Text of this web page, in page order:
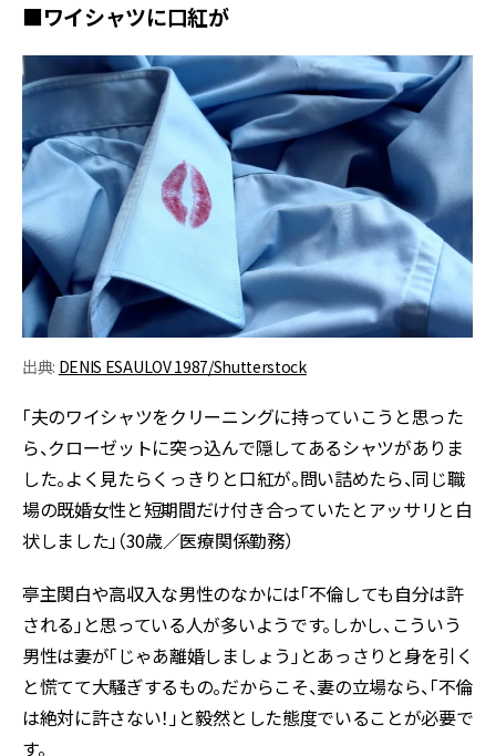
■ワイシャツに口紅が
出典: DENIS ESAULOV 1987/Shutterstock
「夫のワイシャツをクリーニングに持っていこうと思った
ら、クローゼットに突っ込んで隠してあるシャツがありま
した。よく見たらくっきりと口紅が。問い詰めたら、同じ職
場の既婚女性と短期間だけ付き合っていたとアッサリと白
状しました」（30歳／医療関係勤務）
亭主関白や高収入な男性のなかには「不倫しても自分は許
される」と思っている人が多いようです。しかし、こういう
男性は妻が「じゃあ離婚しましょう」とあっさりと身を引く
と慌てて大騒ぎするもの。だからこそ、妻の立場なら、「不倫
は絶対に許さない！」と毅然とした態度でいることが必要で
す。